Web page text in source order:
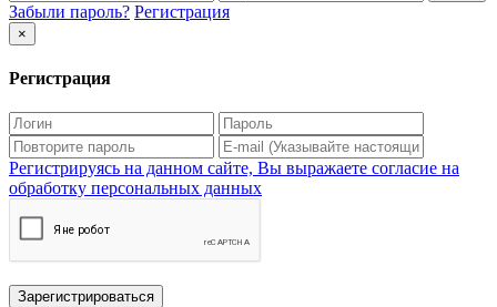
Забыли пароль? Регистрация
×
Регистрация
Регистрируясь на данном сайте, Вы выражаете согласие на
обработку персональных данных
Зарегистрироваться